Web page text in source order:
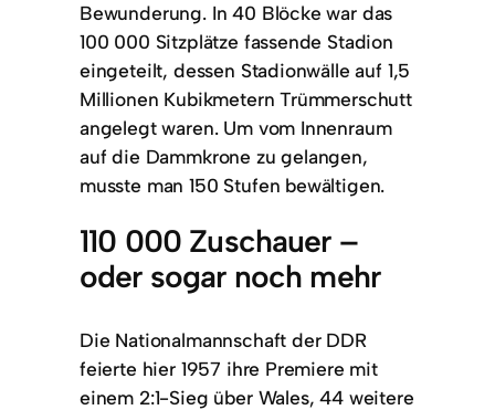
Bewunderung. In 40 Blöcke war das
100 000 Sitzplätze fassende Stadion
eingeteilt, dessen Stadionwälle auf 1,5
Millionen Kubikmetern Trümmerschutt
angelegt waren. Um vom Innenraum
auf die Dammkrone zu gelangen,
musste man 150 Stufen bewältigen.
110 000 Zuschauer –
oder sogar noch mehr
Die Nationalmannschaft der DDR
feierte hier 1957 ihre Premiere mit
einem 2:1-Sieg über Wales, 44 weitere